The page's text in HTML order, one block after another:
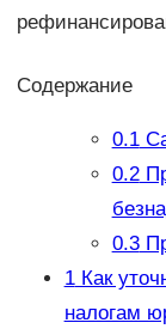
Содержание
0.1
0.2
0.3
1Как
налогам